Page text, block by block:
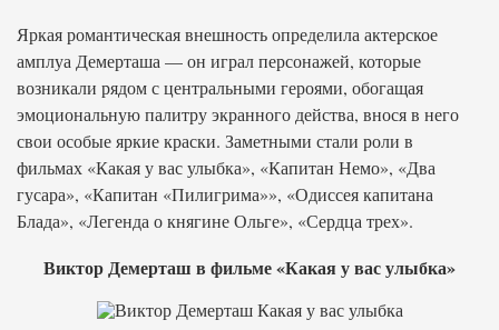
Яркая романтическая внешность определила актерское
амплуа Демерташа — он играл персонажей, которые
возникали рядом с центральными героями, обогащая
эмоциональную палитру экранного действа, внося в него
свои особые яркие краски. Заметными стали роли в
фильмах «Какая у вас улыбка», «Капитан Немо», «Два
гусара», «Капитан «Пилигрима»», «Одиссея капитана
Блада», «Легенда о княгине Ольге», «Сердца трех».
Виктор Демерташ в фильме «Какая у вас улыбка»